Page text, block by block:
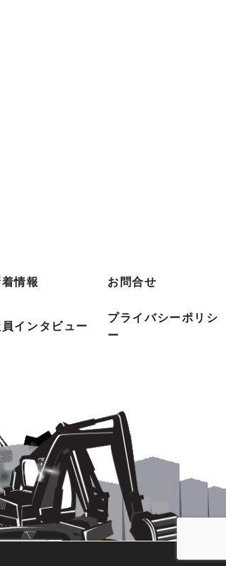
情報 お問合せ
インタビュー
プライバシーポリシ
ー